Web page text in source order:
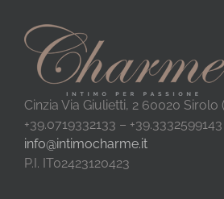
Cinzia Via Giulietti, 2 60020 Sirolo
+39.0719332133 – +39.3332599143
info@intimocharme.it
P.I. IT02423120423